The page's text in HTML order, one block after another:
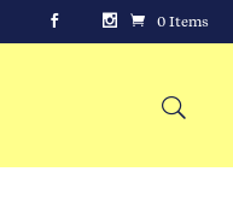
0 Items